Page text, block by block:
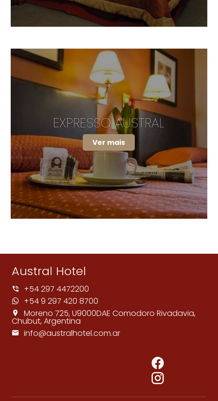
EXPRESSO AUSTRAL
Ver mais
Austral Hotel
+54 297 4472200
+54 9 297 420 8700
Moreno 725, U9000DAE Comodoro Rivadavia,
Chubut, Argentina
info@australhotel.com.ar